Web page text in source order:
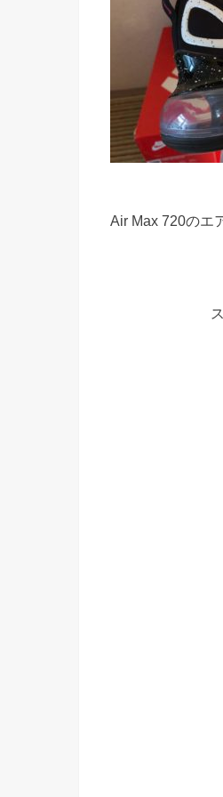
Air Max 720のエ